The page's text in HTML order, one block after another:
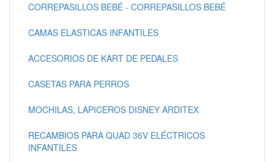
CORREPASILLOS BEBÉ - CORREPASILLOS BEBÉ
CAMAS ELASTICAS INFANTILES
ACCESORIOS DE KART DE PEDALES
CASETAS PARA PERROS
MOCHILAS, LAPICEROS DISNEY ARDITEX
RECAMBIOS PARA QUAD 36V ELÉCTRICOS
INFANTILES